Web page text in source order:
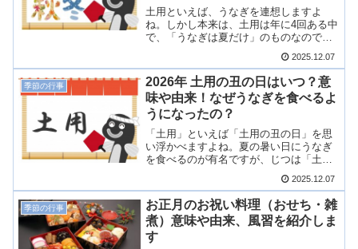
土用といえば、うなぎを連想しますよ
ね。しかし本来は、土用は年に4回ある中
で、「うなぎは夏だけ」のものなので
べるのでしょう？そこで今回は、年に4回
ある土用とはいつなのか、何を食べる日
なのか、土用の食べ物について一挙にご
紹介したいと思います！
2025.12.07
季節の行事
2026年 土用の丑の日はいつ？意
味や由来！なぜうなぎを食べるよ
うになったの？
「土用」といえば「土用の丑の日」を思
い浮かべますよね。夏の暑い日にうなぎ
を食べるのが有名ですが、じつは「土
回は、土用の丑の日の意味や由来、さら
にうなぎの意外なエピソードについても
ご紹介します！
2025.12.07
季節の行事
お正月のお祝い料理（おせち・雑
煮）意味や由来、風習を紹介しま
す